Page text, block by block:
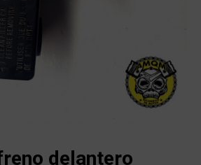
delantero